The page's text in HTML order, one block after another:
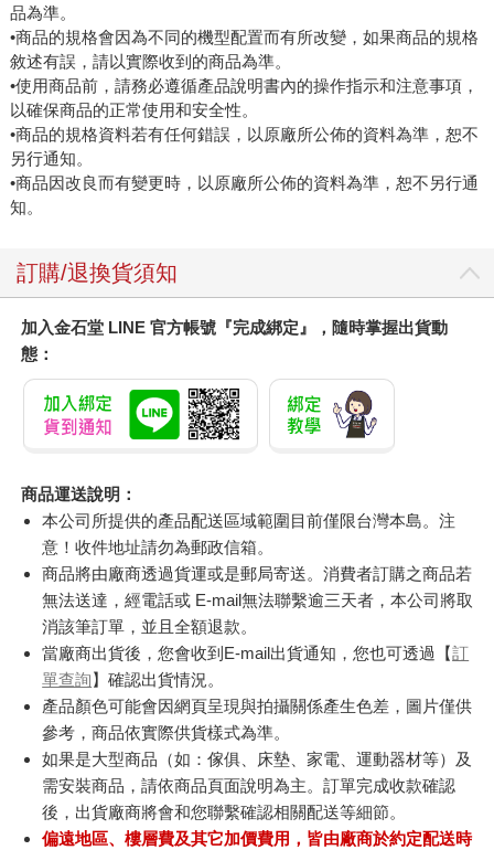
品為準。
•商品的規格會因為不同的機型配置而有所改變，如果商品的規格
敘述有誤，請以實際收到的商品為準。
•使用商品前，請務必遵循產品說明書內的操作指示和注意事項，
以確保商品的正常使用和安全性。
•商品的規格資料若有任何錯誤，以原廠所公佈的資料為準，恕不
另行通知。
•商品因改良而有變更時，以原廠所公佈的資料為準，恕不另行通
知。
訂購/退換貨須知
加入金石堂 LINE 官方帳號『完成綁定』，隨時掌握出貨動
態：
商品運送說明：
本公司所提供的產品配送區域範圍目前僅限台灣本島。注
意！收件地址請勿為郵政信箱。
商品將由廠商透過貨運或是郵局寄送。消費者訂購之商品若
無法送達，經電話或 E-mail無法聯繫逾三天者，本公司將取
消該筆訂單，並且全額退款。
當廠商出貨後，您會收到E-mail出貨通知，您也可透過【訂
單查詢】確認出貨情況。
產品顏色可能會因網頁呈現與拍攝關係產生色差，圖片僅供
參考，商品依實際供貨樣式為準。
如果是大型商品（如：傢俱、床墊、家電、運動器材等）及
需安裝商品，請依商品頁面說明為主。訂單完成收款確認
後，出貨廠商將會和您聯繫確認相關配送等細節。
偏遠地區、樓層費及其它加價費用，皆由廠商於約定配送時